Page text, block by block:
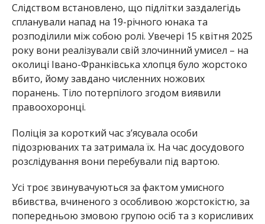
Слідством встановлено, що підлітки заздалегідь
спланували напад на 19-річного юнака та
розподілили між собою ролі. Увечері 15 квітня 2025
року вони реалізували свій злочинний умисел – на
околиці Івано-Франківська хлопця було жорстоко
вбито, йому завдано численних ножових
поранень. Тіло потерпілого згодом виявили
правоохоронці.
Поліція за короткий час з’ясувала особи
підозрюваних та затримала їх. На час досудового
розслідування вони перебували під вартою.
Усі троє звинувачуються за фактом умисного
вбивства, вчиненого з особливою жорстокістю, за
попередньою змовою групою осіб та з корисливих